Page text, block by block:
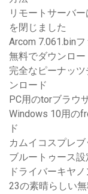
リモートサーバ
を閉じました
Arcom 7.061.bin
無料でダウンロ
完全なピーナッ
ンロード
PC用のtorブラウ
Windows 10用の
ド
カムイコスプレ
ブルートゥース
ドライバーキヤ
23の素晴らしい